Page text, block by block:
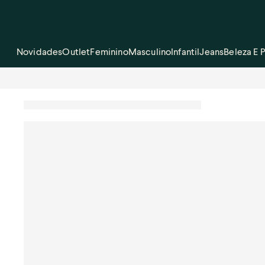
NovidadesOutletFemininoMasculinoInfantilJeansBeleza E